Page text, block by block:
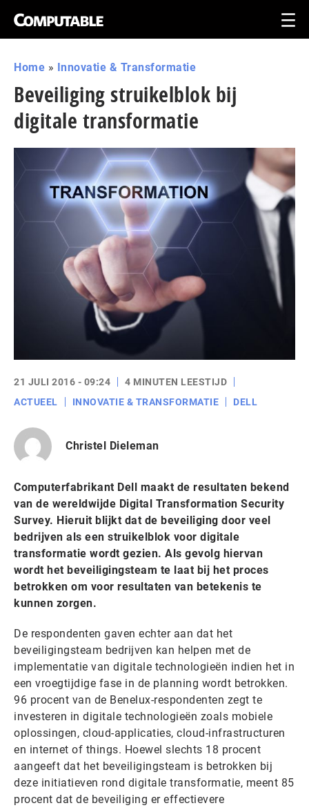
Home » Innovatie & Transformatie
Beveiliging struikelblok bij
digitale transformatie
21 JULI 2016 - 09:24
4 MINUTEN LEESTIJD
ACTUEEL
INNOVATIE & TRANSFORMATIE DELL
Christel Dieleman
Computerfabrikant Dell maakt de resultaten bekend
van de wereldwijde Digital Transformation Security
Survey. Hieruit blijkt dat de beveiliging door veel
bedrijven als een struikelblok voor digitale
transformatie wordt gezien. Als gevolg hiervan
wordt het beveiligingsteam te laat bij het proces
betrokken om voor resultaten van betekenis te
kunnen zorgen.
De respondenten gaven echter aan dat het
beveiligingsteam bedrijven kan helpen met de
implementatie van digitale technologieën indien het in
een vroegtijdige fase in de planning wordt betrokken.
96 procent van de Benelux-respondenten zegt te
investeren in digitale technologieën zoals mobiele
oplossingen, cloud-applicaties, cloud-infrastructuren
en internet of things. Hoewel slechts 18 procent
aangeeft dat het beveiligingsteam is betrokken bij
deze initiatieven rond digitale transformatie, meent 85
procent dat de beveiliging er effectievere